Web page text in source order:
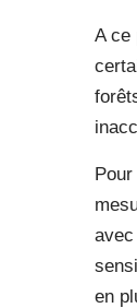
A ce
avec
en